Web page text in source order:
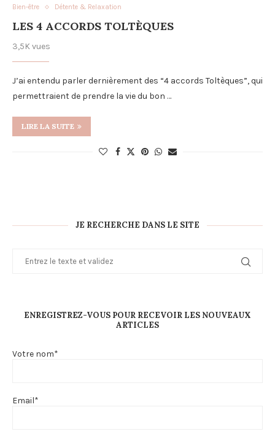
Bien-être Détente & Relaxation
LES 4 ACCORDS TOLTÈQUES
3,5K vues
J’ai entendu parler dernièrement des “4 accords Toltèques”, qui
permettraient de prendre la vie du bon …
LIRE LA SUITE
JE RECHERCHE DANS LE SITE
ENREGISTREZ-VOUS POUR RECEVOIR LES NOUVEAUX
ARTICLES
Votre nom*
Email*